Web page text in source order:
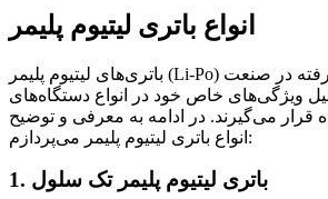
انواع باتری لیتیوم پلیمر
باتری‌های لیتیوم پلیمر (Li-Po) از جمله فناوری‌های پیشرفته در صنعت
ویژگی‌های خاص خود در انواع دستگاه‌های
قرار می‌گیرند. در ادامه به معرفی و توضیح
انواع باتری لیتیوم پلیمر می‌پردازم:
1. باتری لیتیوم پلیمر تک سلول